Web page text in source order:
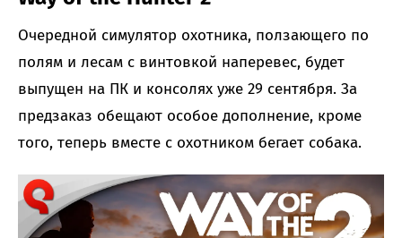
Очередной симулятор охотника, ползающего по
полям и лесам с винтовкой наперевес, будет
выпущен на ПК и консолях уже 29 сентября. За
предзаказ обещают особое дополнение, кроме
того, теперь вместе с охотником бегает собака.